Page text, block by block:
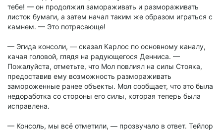
тебе! — он продолжил замораживать и размораживать
листок бумаги, а затем начал таким же образом играться с
камнем. — Это потрясающе!
— Эгида консоли, — сказал Карлос по основному каналу,
качая головой, глядя на радующегося Денниса. —
Пожалуйста, отметьте, что Мол повлиял на силы Стояка,
предоставив ему возможность размораживать
замороженные ранее объекты. Мол сообщает, что это была
недоработка со стороны его силы, которая теперь была
исправлена.
— Консоль, мы всё отметили, — прозвучало в ответ. Тейлор